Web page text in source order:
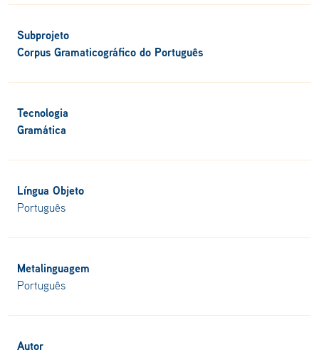
Subprojeto
Corpus Gramaticográfico do Português
Tecnologia
Gramática
Língua Objeto
Português
Metalinguagem
Português
Autor